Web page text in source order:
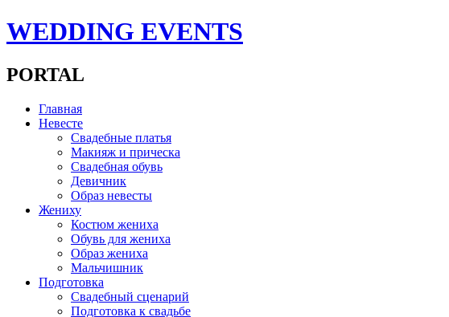
WEDDING EVENTS
PORTAL
Главная
Невесте
Свадебные платья
Макияж и прическа
Свадебная обувь
Девичник
Образ невесты
Жениху
Костюм жениха
Обувь для жениха
Образ жениха
Мальчишник
Подготовка
Свадебный сценарий
Подготовка к свадьбе